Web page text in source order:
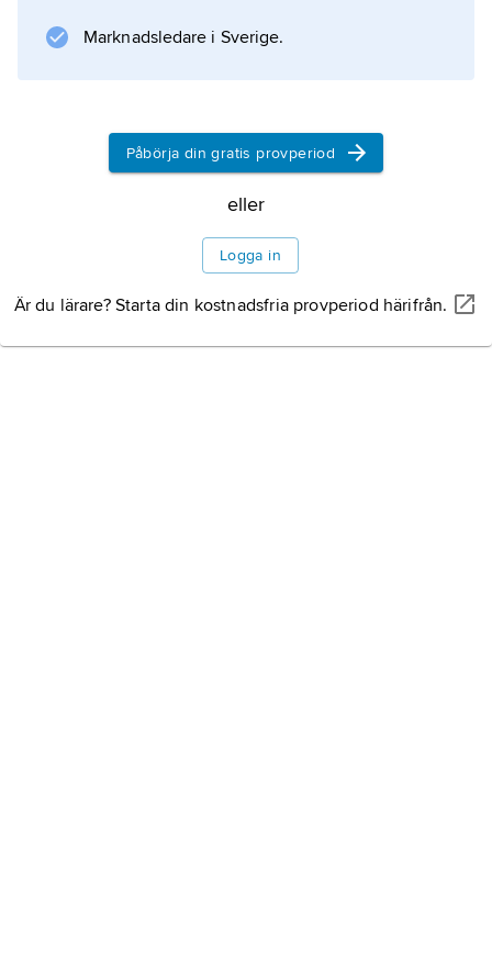
tidpunkt 66,5 procent av
Information om artikeln
Marknadsledare i Sverige.
Påbörja din gratis provperiod
eller
Logga in
Är du lärare? Starta din kostnadsfria provperiod härifrån.